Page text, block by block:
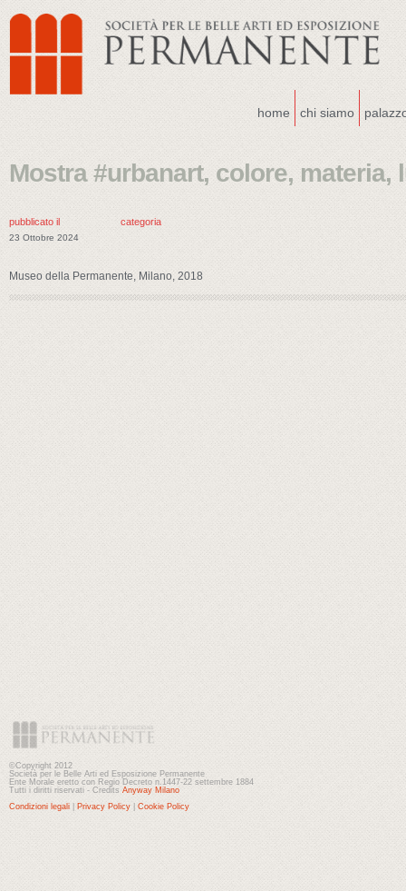
home chi siamo
Mostra #urbanart, colore, materia,
pubblicato il
23 Ottobre 2024
categoria
Museo della Permanente, Milano, 2018
©Copyright 2012
Società per le Belle Arti ed Esposizione Permanente
Ente Morale eretto con Regio Decreto n.1447-22 settembre 1884
Tutti i diritti riservati - Credits Anyway Milano
Condizioni legali
Privacy Policy Cookie Policy